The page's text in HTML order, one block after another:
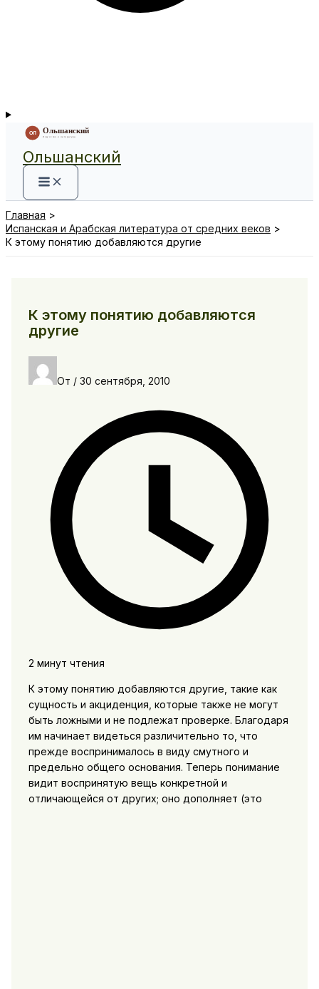
Ольшанский
Главная
Испанская и Арабская литература от средних веков
К этому понятию добавляются другие
К этому понятию добавляются
другие
От / 30 сентября, 2010
2 минут чтения
К этому понятию добавляются другие, такие как
сущность и акциденция, которые также не могут
быть ложными и не подлежат проверке. Благодаря
им начинает видеться различительно то, что
прежде воспринималось в виду смутного и
предельно общего основания. Теперь понимание
видит воспринятую вещь конкретной и
отличающейся от других; оно дополняет (это